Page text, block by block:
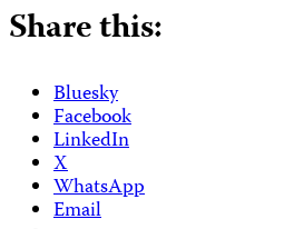
Share this:
Bluesky
Facebook
LinkedIn
X
WhatsApp
Email